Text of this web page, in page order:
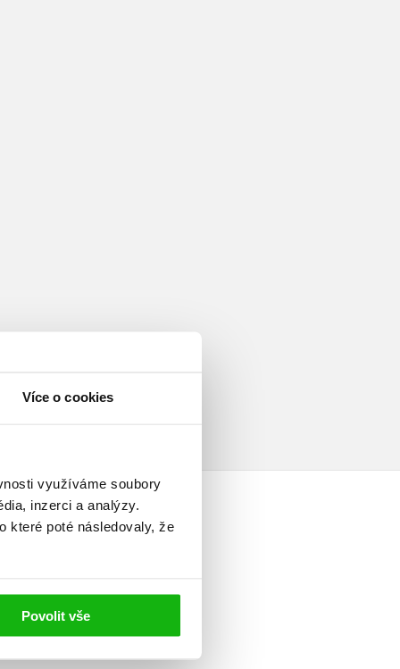
Více o cookies
využíváme soubory
inzerci a analýzy.
které poté následovaly, že
Povolit vše